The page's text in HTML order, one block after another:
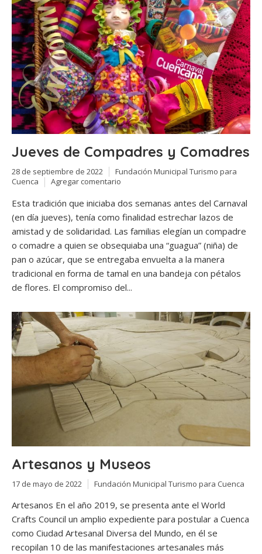
Jueves de Compadres y Comadres
28 de septiembre de 2022
Fundación Municipal Turismo para
Cuenca
Agregar comentario
Esta tradición que iniciaba dos semanas antes del Carnaval
(en día jueves), tenía como finalidad estrechar lazos de
amistad y de solidaridad. Las familias elegían un compadre
o comadre a quien se obsequiaba una “guagua” (niña) de
pan o azúcar, que se entregaba envuelta a la manera
tradicional en forma de tamal en una bandeja con pétalos
de flores. El compromiso del...
Artesanos y Museos
17 de mayo de 2022 Fundación Municipal Turismo para Cuenca
Artesanos En el año 2019, se presenta ante el World
Crafts Council un amplio expediente para postular a Cuenca
como Ciudad Artesanal Diversa del Mundo, en él se
recopilan 10 de las manifestaciones artesanales más